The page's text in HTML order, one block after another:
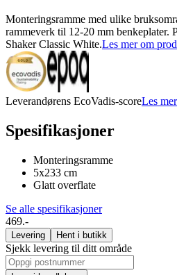
Monteringsramme med ulike
rammeverk til 12-20 mm benkeplater.
Shaker Classic White.Les mer om
Leverandørens EcoVadis-scoreLes
Spesifikasjoner
Monteringsramme
5x233 cm
Glatt overflate
Se alle spesifikasjoner
469.-
Levering Hent i butikk
Sjekk levering til ditt område